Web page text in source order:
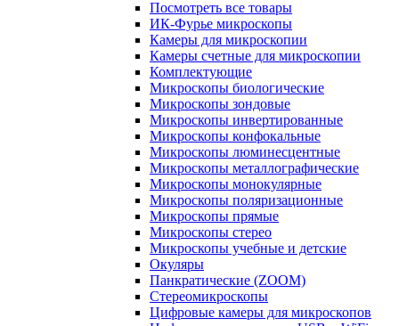
Посмотреть все товары
ИК-Фурье микроскопы
Камеры для микроскопии
Камеры счетные для микроскопии
Комплектующие
Микроскопы биологические
Микроскопы зондовые
Микроскопы инвертированные
Микроскопы конфокальные
Микроскопы люминесцентные
Микроскопы металлографические
Микроскопы монокулярные
Микроскопы поляризационные
Микроскопы прямые
Микроскопы стерео
Микроскопы учебные и детские
Окуляры
Панкратические (ZOOM)
Стереомикроскопы
Цифровые камеры для микроскопов